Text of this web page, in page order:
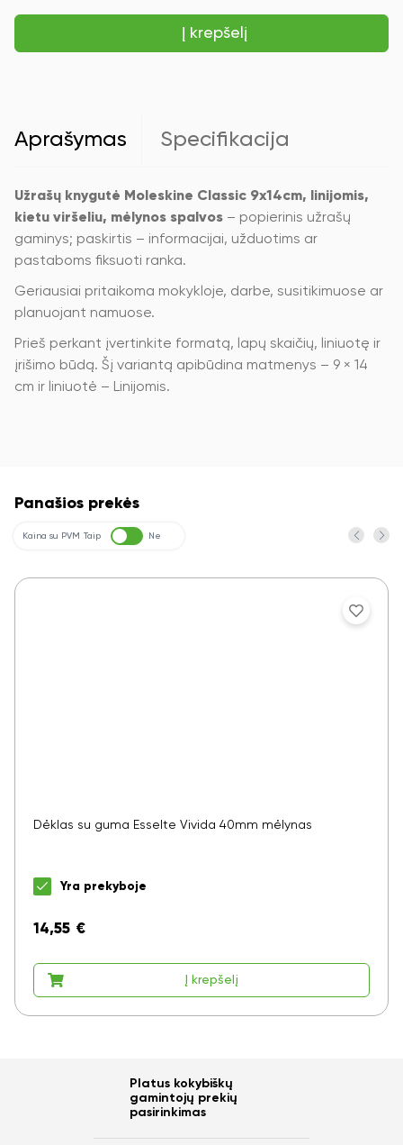
knygutė
Classic
mėlynos
spalvos
Į krepšelį
Aprašymas Specifikacija
Užrašų knygutė Moleskine Classic 9x14cm, linijomis,
kietu viršeliu, mėlynos spalvos – popierinis užrašų
gaminys; paskirtis – informacijai, užduotims ar
pastaboms fiksuoti ranka.
Geriausiai pritaikoma mokykloje, darbe, susitikimuose ar
planuojant namuose.
Prieš perkant įvertinkite formatą, lapų skaičių, liniuotę ir
įrišimo būdą. Šį variantą apibūdina matmenys – 9 × 14
cm ir liniuotė – Linijomis.
Panašios prekės
Kaina su PVM Taip Ne
Dėklas su guma Esselte Vivida 40mm mėlynas
Yra prekyboje
14,55 €
Į krepšelį
Platus kokybiškų
gamintojų prekių
pasirinkimas